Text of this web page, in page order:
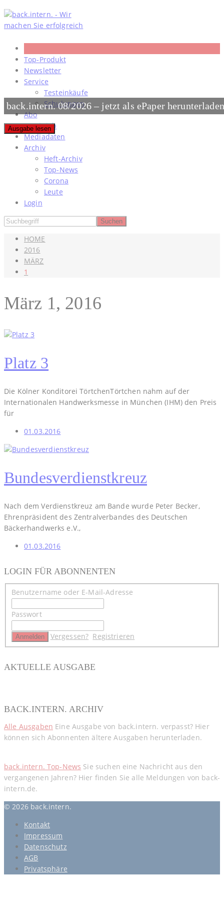
Skip
to
content
Top-Produkt
Newsletter
Service
Testeinkäufe
Schulungen
Abo
#meinjob
Mediadaten
Archiv
Heft-Archiv
Top-News
Corona
Leute
Login
HOME
2016
MÄRZ
1
März 1, 2016
Platz 3
Die Kölner Konditorei TörtchenTörtchen nahm auf der
Internationalen Handwerksmesse in München (IHM) den Preis
für
01.03.2016
Bundesverdienstkreuz
Nach dem Verdienstkreuz am Bande wurde Peter Becker,
Ehrenpräsident des Zentralverbandes des Deutschen
Bäckerhandwerks e.V.,
01.03.2016
LOGIN FÜR ABONNENTEN
Benutzername oder E-Mail-Adresse
Passwort
Vergessen? Registrieren
AKTUELLE AUSGABE
back.intern. 08/2026 – jetzt als ePaper herunterladen
Ausgabe lesen
BACK.INTERN. ARCHIV
Alle Ausgaben Eine Ausgabe von back.intern. verpasst? Hier
können sich Abonnenten ältere Ausgaben herunterladen.
back.intern. Top-News Sie suchen eine Nachricht aus den
vergangenen Jahren? Hier finden Sie alle Meldungen von back-
intern.de.
© 2026 back.intern.
Kontakt
Impressum
Datenschutz
AGB
Privatsphäre